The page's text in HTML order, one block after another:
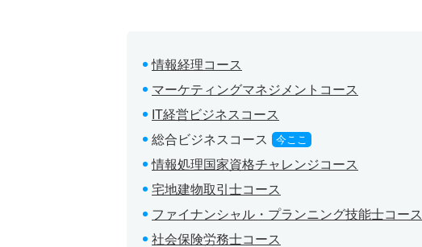
情報経理コース
マーケティングマネジメントコース
IT経営ビジネスコース
総合ビジネスコース
今ここ
情報処理国家資格チャレンジコース
宅地建物取引士コース
ファイナンシャル・プランニング技能士コース
社会保険労務士コース